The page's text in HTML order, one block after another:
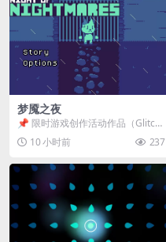
梦魇之夜
📌 限时游戏创作活动作品（Glitch
Game Jam） 📖 故事背景 怪物四...
10 小时前 237